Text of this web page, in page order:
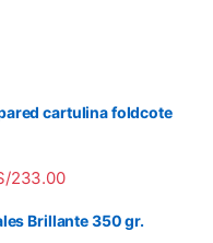
cartulina foldcote
233.00
Brillante 350 gr.